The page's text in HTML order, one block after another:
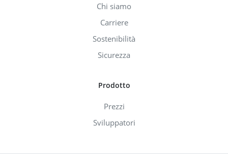
Chi siamo
Carriere
Sostenibilità
Sicurezza
Prodotto
Prezzi
Sviluppatori